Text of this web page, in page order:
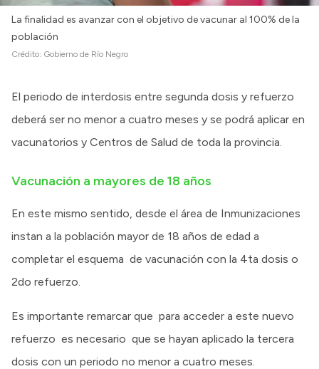
La finalidad es avanzar con el objetivo de vacunar al 100% de la
población
Crédito: Gobierno de Río Negro
El periodo de interdosis entre segunda dosis y refuerzo
deberá ser no menor a cuatro meses y se podrá aplicar en
vacunatorios y Centros de Salud de toda la provincia.
Vacunación a mayores de 18 años
En este mismo sentido, desde el área de Inmunizaciones
instan a la población mayor de 18 años de edad a
completar el esquema de vacunación con la 4ta dosis o
2do refuerzo.
Es importante remarcar que para acceder a este nuevo
refuerzo es necesario que se hayan aplicado la tercera
dosis con un periodo no menor a cuatro meses.